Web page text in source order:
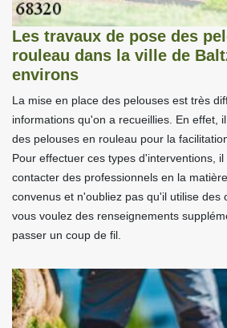
Les travaux de pose des
rouleau dans la ville de
environs
La mise en place des pelouses est très
informations qu'on a recueillies. En effet,
des pelouses en rouleau pour la
Pour effectuer ces types d'interventions,
contacter des professionnels en la
convenus et n'oubliez pas qu'il utilise des
vous voulez des renseignements
passer un coup de fil.